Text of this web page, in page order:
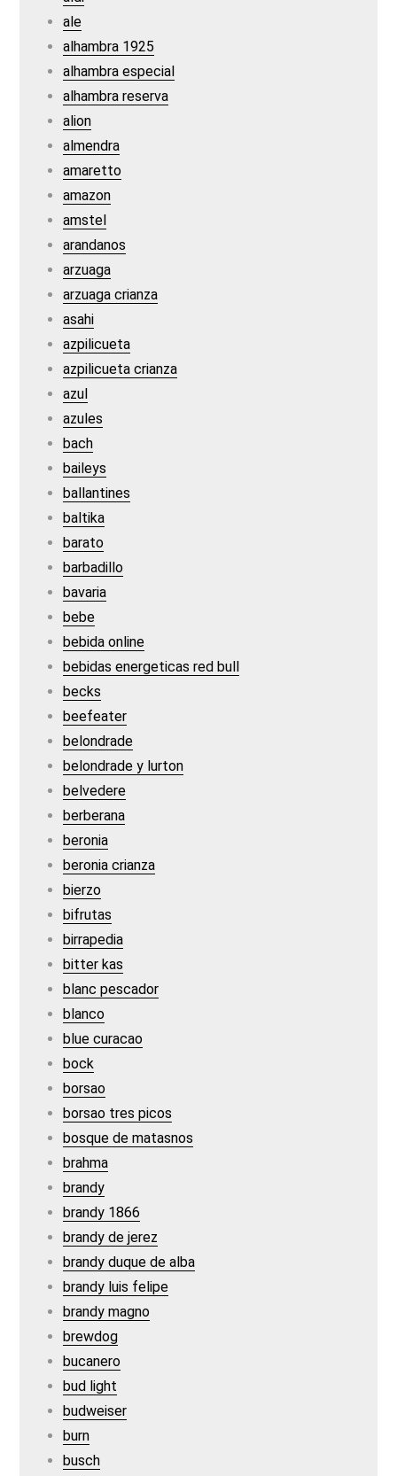
ale
alhambra 1925
alhambra especial
alhambra reserva
alion
almendra
amaretto
amazon
amstel
arandanos
arzuaga
arzuaga crianza
asahi
azpilicueta
azpilicueta crianza
azul
azules
bach
baileys
ballantines
baltika
barato
barbadillo
bavaria
bebe
bebida online
bebidas energeticas red bull
becks
beefeater
belondrade
belondrade y lurton
belvedere
berberana
beronia
beronia crianza
bierzo
bifrutas
birrapedia
bitter kas
blanc pescador
blanco
blue curacao
bock
borsao
borsao tres picos
bosque de matasnos
brahma
brandy
brandy 1866
brandy de jerez
brandy duque de alba
brandy luis felipe
brandy magno
brewdog
bucanero
bud light
budweiser
burn
busch